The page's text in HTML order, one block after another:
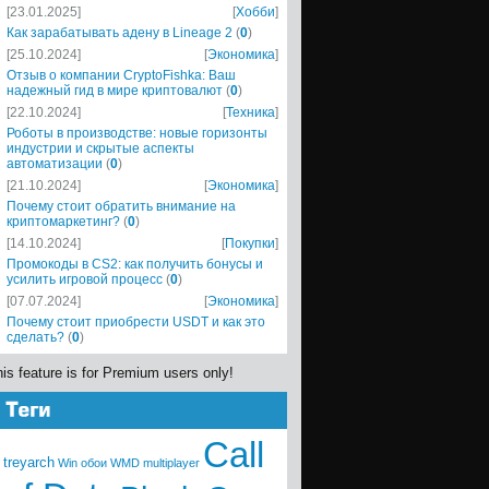
[23.01.2025] [Хобби]
Как зарабатывать адену в Lineage 2 (0)
[25.10.2024]
[Экономика]
Отзыв о компании CryptoFishka: Ваш
надежный гид в мире криптовалют (0)
[22.10.2024]
[Техника]
Роботы в производстве: новые горизонты
индустрии и скрытые аспекты
автоматизации (0)
[21.10.2024]
[Экономика]
Почему стоит обратить внимание на
криптомаркетинг? (0)
[14.10.2024]
[Покупки]
Промокоды в CS2: как получить бонусы и
усилить игровой процесс (0)
[07.07.2024]
[Экономика]
Почему стоит приобрести USDT и как это
сделать? (0)
feature is for Premium users only!
treyarch Win обои WMD multiplayer Call